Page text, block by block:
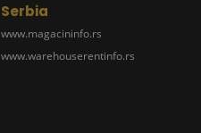
Serbia
www.magacininfo.rs
www.warehouserentinfo.rs